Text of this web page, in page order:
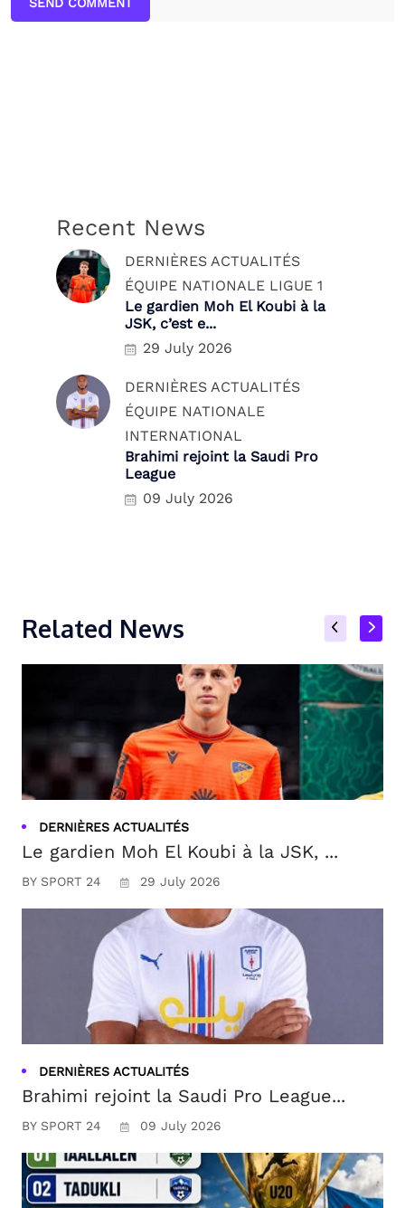
Recent News
DERNIÈRES ACTUALITÉS
ÉQUIPE NATIONALE LIGUE 1
Le gardien Moh El Koubi à la
JSK, c’est e...
29 July 2026
DERNIÈRES ACTUALITÉS
ÉQUIPE NATIONALE
INTERNATIONAL
Brahimi rejoint la Saudi Pro
League
09 July 2026
Related News
DERNIÈRES ACTUALITÉS
Le gardien Moh El Koubi à la JSK, ...
BY SPORT 24 29 July 2026
DERNIÈRES ACTUALITÉS
Brahimi rejoint la Saudi Pro League...
BY SPORT 24 09 July 2026